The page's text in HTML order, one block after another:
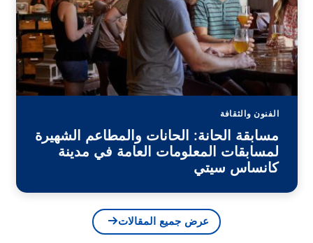
الفنون والثقافة
مسابقة الحانة: الحانات والمطاعم الشهيرة
لمسابقات المعلومات العامة في مدينة
كانساس سيتي
عرض جميع المقالات